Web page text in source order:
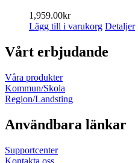
1,959.00kr
Lägg till i varukorg Detaljer
Vårt erbjudande
Våra produkter
Kommun/Skola
Region/Landsting
Användbara länkar
Supportcenter
Kontakta oss